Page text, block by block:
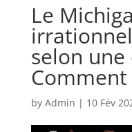
Le
selon une
by Admin | 10 Fév